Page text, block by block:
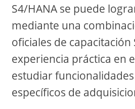
S4/HANA se puede
mediante una
oficiales de capacitación
experiencia práctica en
estudiar
específicos de